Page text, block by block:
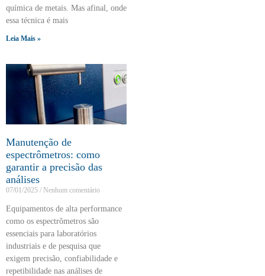
química de metais. Mas afinal, onde
essa técnica é mais
Leia Mais »
Manutenção de
espectrômetros: como
garantir a precisão das
análises
07/01/2025 Nenhum comentário
Equipamentos de alta performance
como os espectrômetros são
essenciais para laboratórios
industriais e de pesquisa que
exigem precisão, confiabilidade e
repetibilidade nas análises de